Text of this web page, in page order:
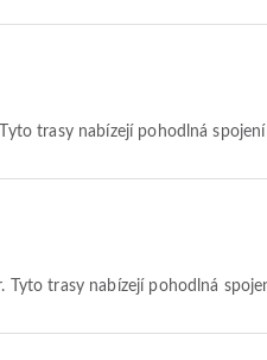
trasy nabízejí pohodlná
trasy nabízejí pohodlná